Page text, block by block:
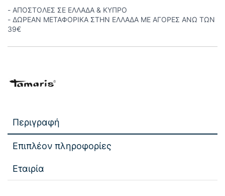
- ΑΠΟΣΤΟΛΕΣ ΣΕ ΕΛΛΑΔΑ & ΚΥΠΡΟ
- ΔΩΡΕΑΝ ΜΕΤΑΦΟΡΙΚΑ ΣΤΗΝ ΕΛΛΑΔΑ ΜΕ ΑΓΟΡΕΣ ΑΝΩ ΤΩΝ
39€
Περιγραφή
Επιπλέον πληροφορίες
Εταιρία